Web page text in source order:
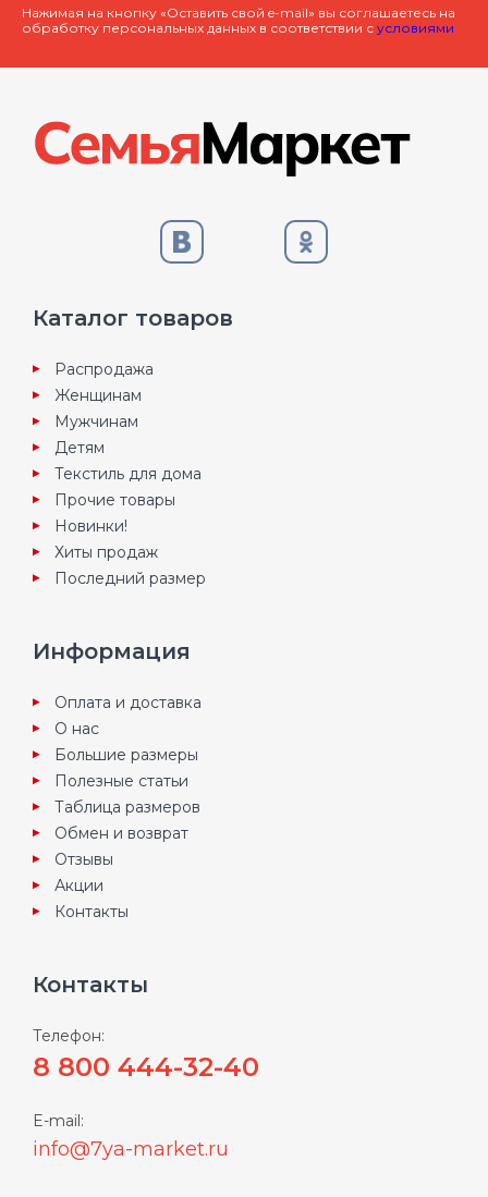
Нажимая на кнопку «Оставить свой e-mail» вы соглашаетесь на
обработку персональных данных в соответствии с условиями
Каталог товаров
Распродажа
Женщинам
Мужчинам
Детям
Текстиль для дома
Прочие товары
Новинки!
Хиты продаж
Последний размер
Информация
Оплата и доставка
О нас
Большие размеры
Полезные статьи
Таблица размеров
Обмен и возврат
Отзывы
Акции
Контакты
Контакты
Телефон:
8 800 444-32-40
E-mail:
info@7ya-market.ru